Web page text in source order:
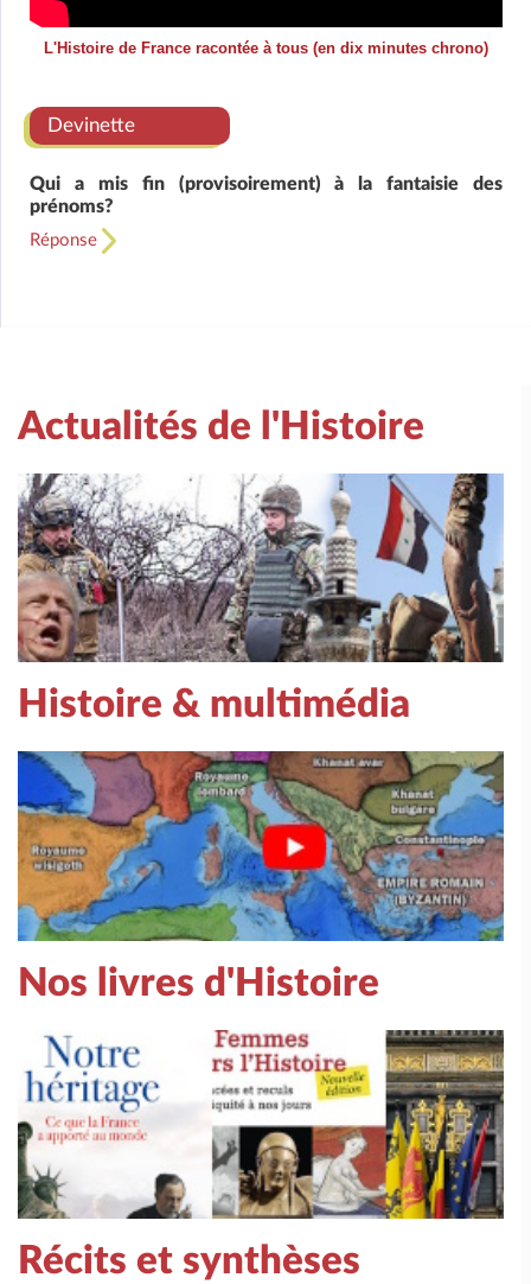
L'Histoire de France racontée à tous (en dix minutes chrono)
Devinette
Qui a mis fin (provisoirement) à la fantaisie des
prénoms?
Réponse
Actualités de l'Histoire
Histoire & multimédia
Nos livres d'Histoire
Récits et synthèses